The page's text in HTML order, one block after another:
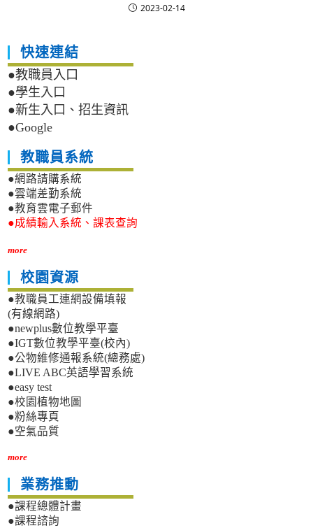
2023-02-14
快速連結
●教職員入口
●學生入口
●新生入口、招生資訊
●Google
教職員系統
●網路請購系統
●雲端差勤系統
●教育雲電子郵件
●成績輸入系統、課表查詢
more
校園資源
●教職員工連網設備填報
(有線網路)
●newplus數位教學平臺
●IGT數位教學平臺(校內)
●公物維修通報系統(總務處)
●LIVE ABC英語學習系統
●easy test
●校園植物地圖
●粉絲專頁
●空氣品質
more
業務推動
●課程總體計畫
●課程諮詢